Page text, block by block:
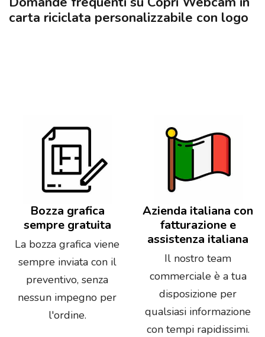
carta riciclata personalizzabile con logo
Bozza grafica
sempre gratuita
La bozza grafica viene
sempre inviata con il
preventivo, senza
nessun impegno per
l'ordine.
Azienda italiana con
fatturazione e
assistenza italiana
Il nostro team
commerciale è a tua
disposizione per
qualsiasi informazione
con tempi rapidissimi.